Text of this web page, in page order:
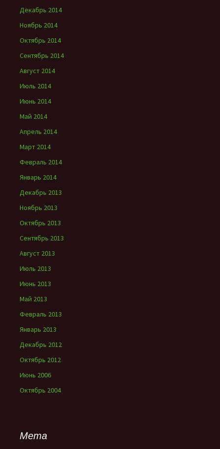
Декабрь 2014
Ноябрь 2014
Октябрь 2014
Сентябрь 2014
Август 2014
Июль 2014
Июнь 2014
Май 2014
Апрель 2014
Март 2014
Февраль 2014
Январь 2014
Декабрь 2013
Ноябрь 2013
Октябрь 2013
Сентябрь 2013
Август 2013
Июль 2013
Июнь 2013
Май 2013
Февраль 2013
Январь 2013
Декабрь 2012
Октябрь 2012
Июнь 2006
Октябрь 2004
Мета